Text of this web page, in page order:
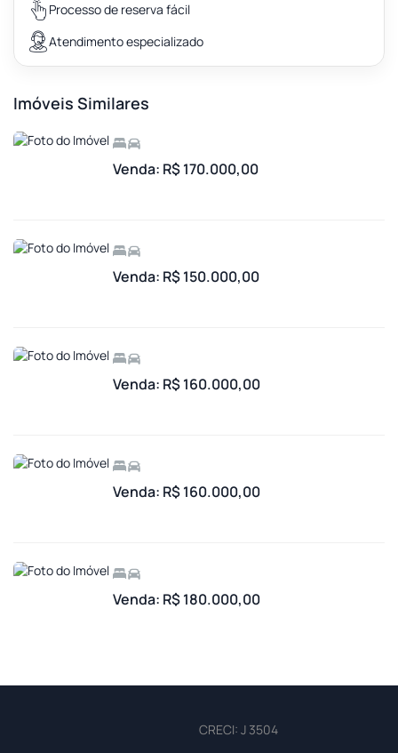
Processo de reserva fácil
Atendimento especializado
Imóveis Similares
Venda: R$ 170.000,00
Venda: R$ 150.000,00
Venda: R$ 160.000,00
Venda: R$ 160.000,00
Venda: R$ 180.000,00
CRECI: J 3504